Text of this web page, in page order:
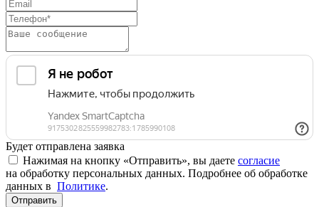
Будет отправлена заявка
Нажимая на кнопку «Отправить», вы даете согласие
на обработку персональных данных. Подробнее об обработке
данных в Политике.
Отправить